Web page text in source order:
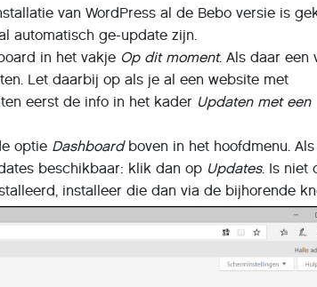
van WordPress al de Bebo versie is
automatisch ge-update zijn.
in het vakje Op dit moment. Als daar een
Let daarbij op als je al een website met
eerst de info in het kader Updaten met een
optie Dashboardboven in het hoofdmenu.
beschikbaar: klik dan op Updates. Is niet
installeer die dan via de bijhorende